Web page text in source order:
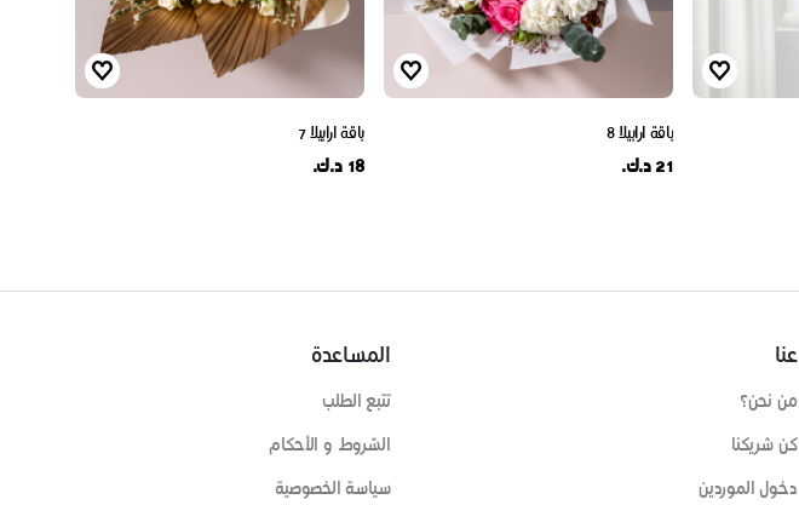
باقة ارابيلا 8
21 د.ك.
باقة ارابيلا 7
18 د.ك.
عنا
من نحن؟
كن شريكنا
دخول الموردين
المساعدة
تتبع الطلب
الشروط و الأحكام
سياسة الخصوصية